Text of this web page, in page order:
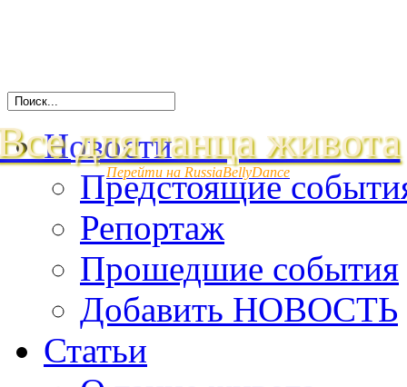
для танца живота
Перейти на RussiaBellyDance
Новости
Предстоящие
Репортаж
Прошедшие события
Добавить НОВОСТЬ
Статьи